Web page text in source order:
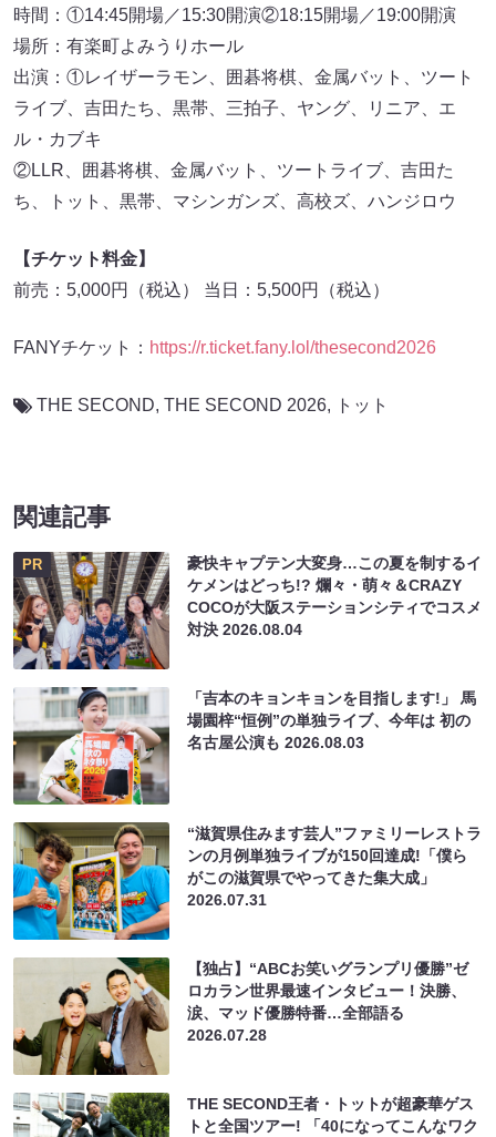
時間：①14:45開場／15:30開演②18:15開場／19:00開演
場所：有楽町よみうりホール
出演：①レイザーラモン、囲碁将棋、金属バット、ツート
ライブ、吉田たち、黒帯、三拍子、ヤング、リニア、エ
ル・カブキ
②LLR、囲碁将棋、金属バット、ツートライブ、吉田た
ち、トット、黒帯、マシンガンズ、高校ズ、ハンジロウ
【チケット料金】
前売：5,000円（税込） 当日：5,500円（税込）
FANYチケット： https://r.ticket.fany.lol/thesecond2026
THE SECOND, THE SECOND 2026, トット
関連記事
PR
豪快キャプテン大変身…この夏を制するイ
ケメンはどっち!? 爛々・萌々＆CRAZY
COCOが大阪ステーションシティでコスメ
対決2026.08.04
「吉本のキョンキョンを目指します!」 馬
場園梓“恒例”の単独ライブ、今年は 初の
名古屋公演も2026.08.03
“滋賀県住みます芸人”ファミリーレストラ
ンの月例単独ライブが150回達成!「僕ら
がこの滋賀県でやってきた集大成」
2026.07.31
【独占】“ABCお笑いグランプリ優勝”ゼ
ロカラン世界最速インタビュー！決勝、
涙、マッド優勝特番…全部語る
2026.07.28
THE SECOND王者・トットが超豪華ゲス
トと全国ツアー! 「40になってこんなワク